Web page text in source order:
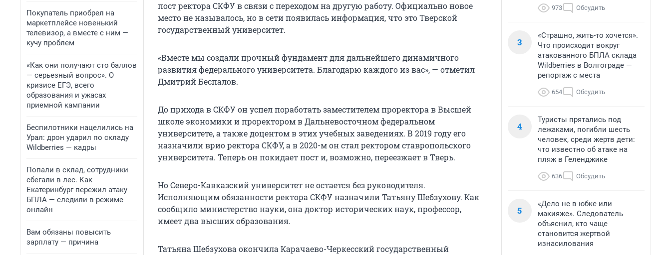
Покупатель приобрел на
маркетплейсе новенький
телевизор, а вместе с ним —
кучу проблем
«Как они получают сто баллов
— серьезный вопрос». О
кризисе ЕГЭ, всего
образования и ужасах
приемной кампании
Беспилотники нацелились на
Урал: дрон ударил по складу
Wildberries — кадры
Попали в склад, сотрудники
сбегали в лес. Как
Екатеринбург пережил атаку
БПЛА — следили в режиме
онлайн
Вам обязаны повысить
зарплату — причина
пост ректора СКФУ в связи с переходом на другую работу. Официально новое
место не называлось, но в сети появилась информация, что это Тверской
государственный университет.
«Вместе мы создали прочный фундамент для дальнейшего динамичного
развития федерального университета. Благодарю каждого из вас», — отметил
Дмитрий Беспалов.
До прихода в СКФУ он успел поработать заместителем проректора в Высшей
школе экономики и проректором в Дальневосточном федеральном
университете, а также доцентом в этих учебных заведениях. В 2019 году его
назначили врио ректора СКФУ, а в 2020-м он стал ректором ставропольского
университета. Теперь он покидает пост и, возможно, переезжает в Тверь.
Но Северо-Кавказский университет не остается без руководителя.
Исполняющим обязанности ректора СКФУ назначили Татьяну Шебзухову. Как
сообщило министерство науки, она доктор исторических наук, профессор,
имеет два высших образования.
Татьяна Шебзухова окончила Карачаево-Черкесский государственный
973 Обсудить
3
«Страшно, жить-то хочется».
Что происходит вокруг
атакованного БПЛА склада
Wildberries в Волгограде —
репортаж с места
654 Обсудить
4
Туристы прятались под
лежаками, погибли шесть
человек, среди жертв дети:
что известно об атаке на
пляж в Геленджике
636 Обсудить
5
«Дело не в юбке или
макияже». Следователь
объяснил, кто чаще
становится жертвой
изнасилования